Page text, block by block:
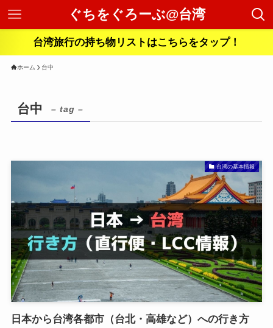
ぐちをぐろーぶ@台湾
台湾旅行の持ち物リストはこちらをタップ！
ホーム 台中
台中 – tag –
台湾の基本情報
日本から台湾各都市（台北・高雄など）への行き方